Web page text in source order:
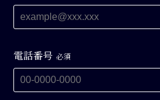
電話番号 必須